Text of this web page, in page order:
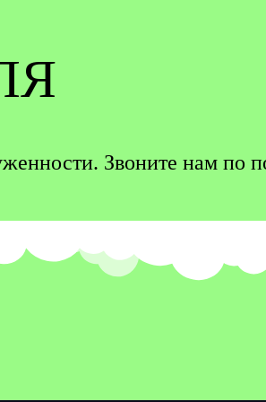
Звоните нам